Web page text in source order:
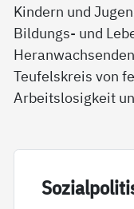
Kindern und
Bildungs- und
Teufelskreis von
Arbeitslosigkeit